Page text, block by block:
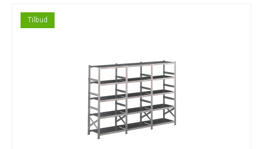
Tilbud